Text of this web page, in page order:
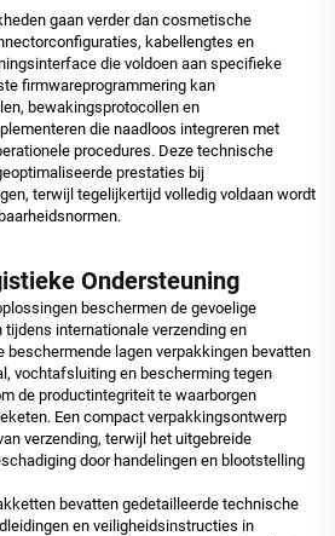
gaan verder dan cosmetische
kabellengtes en
die voldoen aan specifieke
firmwareprogrammering kan
bewakingsprotocollen en
die naadloos integreren met
procedures. Deze technische
prestaties bij
terwijl tegelijkertijd volledig voldaan wordt
Ondersteuning
beschermen de gevoelige
internationale verzending en
beschermende lagen verpakkingen bevatten
vochtafsluiting en bescherming tegen
de productintegriteit te waarborgen
Een compact verpakkingsontwerp
verzending, terwijl het uitgebreide
door handelingen en blootstelling
bevatten gedetailleerde technische
en veiligheidsinstructies in